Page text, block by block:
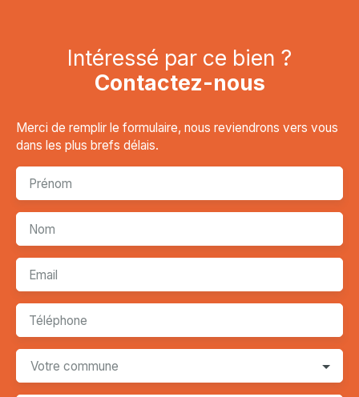
Intéressé par ce bien ?
Contactez-nous
Merci de remplir le formulaire, nous reviendrons vers vous
dans les plus brefs délais.
Prénom
Nom
Email
Téléphone
Votre commune